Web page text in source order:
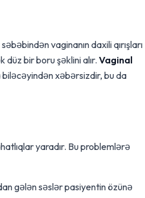
səbəbindən vaginanın daxili qırışları
bir boru şəklini alır. Vaginal
xəbərsizdir, bu da
yaradır. Bu problemlərə
gələn səslər pasiyentin özünə